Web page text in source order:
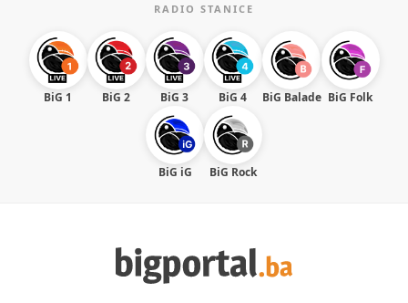
RADIO STANICE
BiG 1 BiG 2 BiG 3 BiG 4 BiG Balade BiG Folk
BiG iG BiG Rock